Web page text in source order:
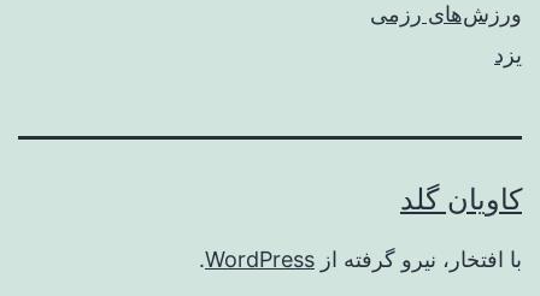
ورزش‌های رزمی
یزد
کاویان گلد
با افتخار، نیرو گرفته از WordPress
.